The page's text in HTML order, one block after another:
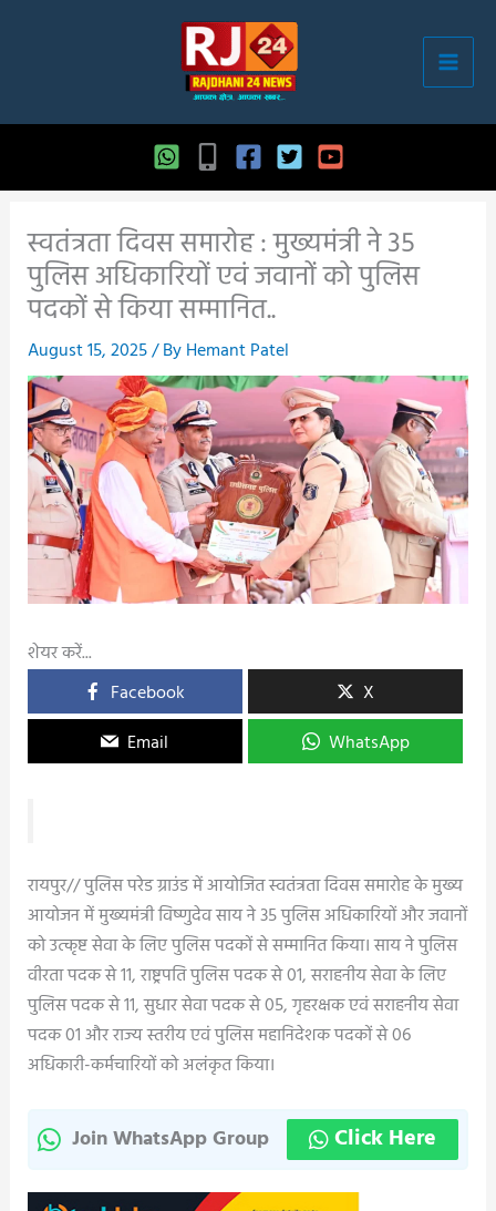
स्वतंत्रता दिवस समारोह : मुख्यमंत्री ने 35
पुलिस अधिकारियों एवं जवानों को पुलिस
पदकों से किया सम्मानित..
August 15, 2025/ ByHemant Patel
शेयर करें...
Facebook
X
Email
WhatsApp
रायपुर// पुलिस परेड ग्राउंड में आयोजित स्वतंत्रता दिवस समारोह के मुख्य
आयोजन में मुख्यमंत्री विष्णुदेव साय ने 35 पुलिस अधिकारियों और जवानों
को उत्कृष्ट सेवा के लिए पुलिस पदकों से सम्मानित किया। साय ने पुलिस
वीरता पदक से 11, राष्ट्रपति पुलिस पदक से 01, सराहनीय सेवा के लिए
पुलिस पदक से 11, सुधार सेवा पदक से 05, गृहरक्षक एवं सराहनीय सेवा
पदक 01 और राज्य स्तरीय एवं पुलिस महानिदेशक पदकों से 06
अधिकारी-कर्मचारियों को अलंकृत किया।
Join WhatsApp Group Click Here